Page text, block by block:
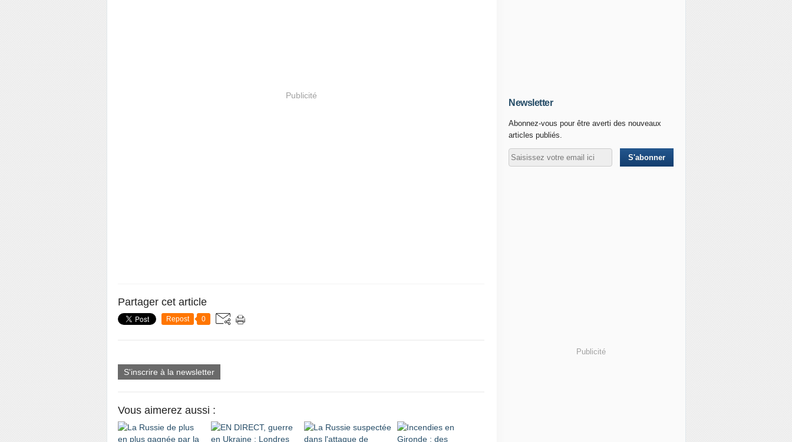
Publicité
Partager cet article
Repost 0
S'inscrire à la newsletter
Vous aimerez aussi :
Newsletter
Abonnez-vous pour être averti des nouveaux
articles publiés.
Publicité